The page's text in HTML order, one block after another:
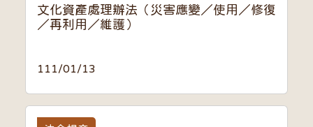
文化資產處理辦法（災害應變／使用／修復
／再利用／維護）
111/01/13